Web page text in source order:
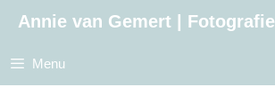
naar
inhoud
Annie van Gemert | Fotografie
Menu